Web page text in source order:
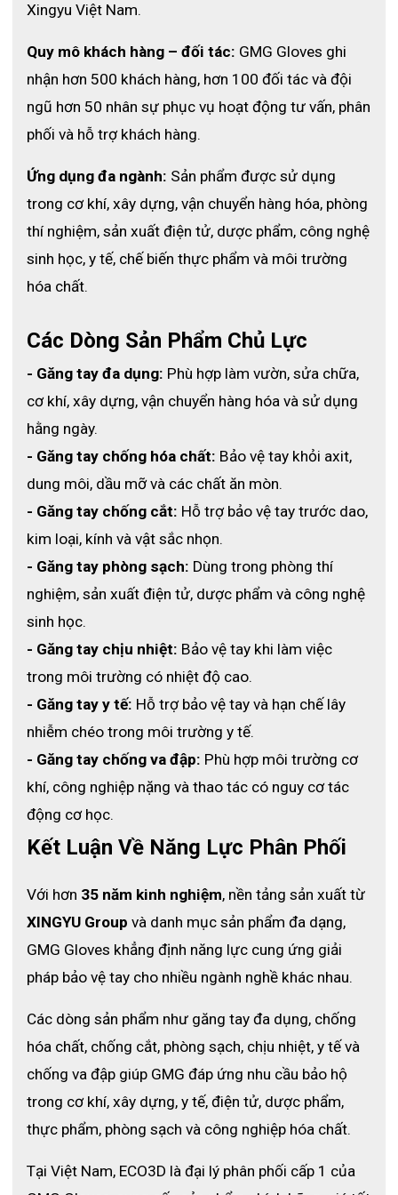
Ứng dụng găng tay chống cắt cấp độ 5
4. Vì Sao Nên Chọn Găng Tay Chống
Cắt ECO3D?
Hàng chính hãng GMG – chất lượng ổn định
Giá tốt, chiết khấu số lượng lớn cho doanh nghiệp
Giao hàng toàn quốc nhanh chóng
Tư vấn miễn phítheo từng ngành nghề – chọn đúng size,
đúng nhu cầu
Găng tay nhúng keo đầu ngón tay 13
XEM CHI TIẾT
Xingyu Việt Nam.
Quy mô khách hàng – đối tác: GMG Gloves ghi
nhận hơn 500 khách hàng, hơn 100 đối tác và đội
ngũ hơn 50 nhân sự phục vụ hoạt động tư vấn, phân
phối và hỗ trợ khách hàng.
Ứng dụng đa ngành: Sản phẩm được sử dụng
trong cơ khí, xây dựng, vận chuyển hàng hóa, phòng
thí nghiệm, sản xuất điện tử, dược phẩm, công nghệ
sinh học, y tế, chế biến thực phẩm và môi trường
hóa chất.
Các Dòng Sản Phẩm Chủ Lực
- Găng tay đa dụng: Phù hợp làm vườn, sửa chữa,
cơ khí, xây dựng, vận chuyển hàng hóa và sử dụng
hằng ngày.
- Găng tay chống hóa chất: Bảo vệ tay khỏi axit,
dung môi, dầu mỡ và các chất ăn mòn.
- Găng tay chống cắt: Hỗ trợ bảo vệ tay trước dao,
kim loại, kính và vật sắc nhọn.
- Găng tay phòng sạch: Dùng trong phòng thí
nghiệm, sản xuất điện tử, dược phẩm và công nghệ
sinh học.
- Găng tay chịu nhiệt: Bảo vệ tay khi làm việc
trong môi trường có nhiệt độ cao.
- Găng tay y tế: Hỗ trợ bảo vệ tay và hạn chế lây
nhiễm chéo trong môi trường y tế.
- Găng tay chống va đập: Phù hợp môi trường cơ
khí, công nghiệp nặng và thao tác có nguy cơ tác
động cơ học.
Kết Luận Về Năng Lực Phân Phối
Với hơn 35 năm kinh nghiệm
XINGYU Group và danh mục sản phẩm đa dạng,
GMG Gloves khẳng định năng lực cung ứng giải
pháp bảo vệ tay cho nhiều ngành nghề khác nhau.
Các dòng sản phẩm như găng tay đa dụng, chống
hóa chất, chống cắt, phòng sạch, chịu nhiệt, y tế và
chống va đập giúp GMG đáp ứng nhu cầu bảo hộ
trong cơ khí, xây dựng, y tế, điện tử, dược phẩm,
thực phẩm, phòng sạch và công nghiệp hóa chất.
Tại Việt Nam, ECO3D là đại lý phân phối cấp 1 của